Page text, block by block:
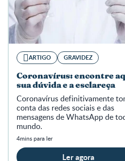
ARTIGO GRAVIDEZ
Coronavírus: encontre
sua dúvida e a esclareça
Coronavírus definitivamente
conta das redes sociais e das
mensagens de WhatsApp de
mundo.
4mins para ler
Ler agora